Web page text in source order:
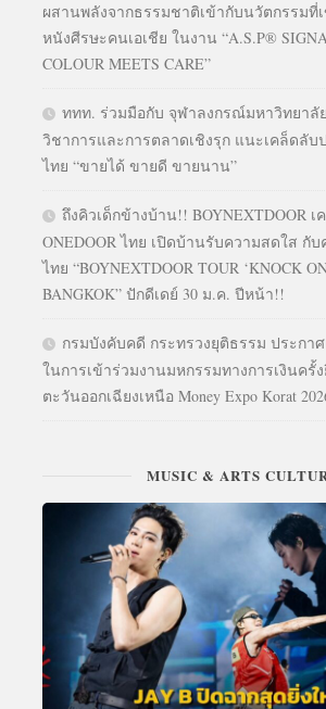
ผสานพลังจากธรรมชาติเข้ากับนวัตกรรมที่
หนังศีรษะคนเอเชีย ในงาน “A.S.P®
COLOUR MEETS CARE”
ททท. ร่วมมือกับ จุฬาลงกรณ์มหาวิทยาลั
วิชาการและการตลาดเชิงรุก แนะเคล็ดลับ
ไทย “ขายได้ ขายดี ขายนาน”
ถึงคิวเด็กข้างบ้าน!! BOYNEXTDOOR เ
ONEDOOR ไทย เปิดบ้านรับความสดใส กั
ไทย “BOYNEXTDOOR TOUR ‘KNOCK
BANGKOK” ปักดีเดย์ 30 ม.ค. ปีหน้า!!
กรมบังคับคดี กระทรวงยุติธรรม ประกา
ในการเข้าร่วมงานมหกรรมทางการเงินครั้
ตะวันออกเฉียงเหนือ Money Expo Korat
MUSIC & ARTS